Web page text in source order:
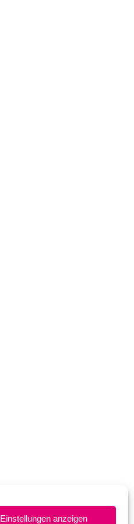
Einstellungen anzeigen